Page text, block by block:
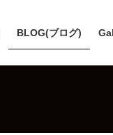
BLOG(ブログ)